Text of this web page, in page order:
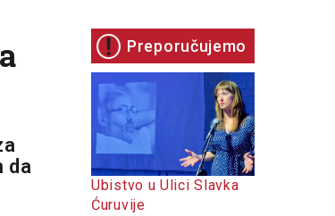
da
Preporučujemo
Ubistvo u Ulici Slavka
Ćuruvije